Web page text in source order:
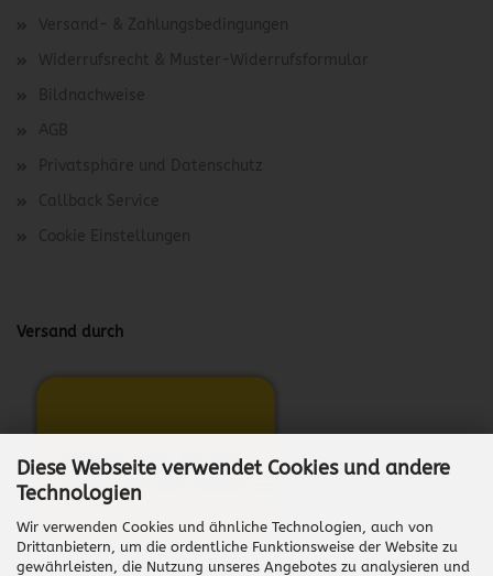
Diese Webseite verwendet Cookies und andere
Technologien
Wir verwenden Cookies und ähnliche Technologien, auch von
Drittanbietern, um die ordentliche Funktionsweise der Website zu
gewährleisten, die Nutzung unseres Angebotes zu analysieren und
Versand- & Zahlungsbedingungen
Widerrufsrecht & Muster-Widerrufsformular
Bildnachweise
AGB
Privatsphäre und Datenschutz
Callback Service
Cookie Einstellungen
Versand durch